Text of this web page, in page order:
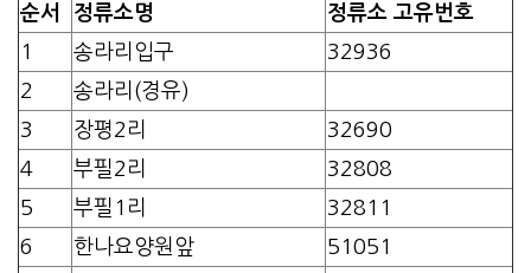
순서 정류소명
정류소 고유번호
1
송라리입구
32936
2
송라리(경유)
3
장평2리
32690
4
부필2리
32808
5
부필1리
32811
6
한나요양원앞
51051